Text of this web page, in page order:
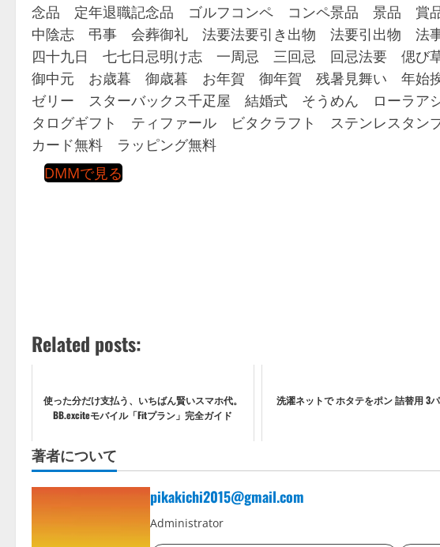
念品 定年退職記念品 ゴルフコンペ コンペ景品 景品
中陰志 弔事 会葬御礼 法要法要引き出物 法要引出物
四十九日 七七日忌明け志 一周忌 三回忌 回忌法要 偲
御中元 お歳暮 御歳暮 お年賀 御年賀 残暑見舞い 年始
ゼリー スターバックス千疋屋 結婚式 そうめん ローラ
タログギフト ティファール ビタクラフト ステンレスタン
カード無料 ラッピング無料
DMMで見る
Related posts:
使った分だけ支払う、いちばん賢いスマホ代。
BB.exciteモバイル「Fitプラン」完全ガイド
洗濯ネットで ホタテをポン 詰替用 3
著者について
pikakichi2015@gmail.com
Administrator